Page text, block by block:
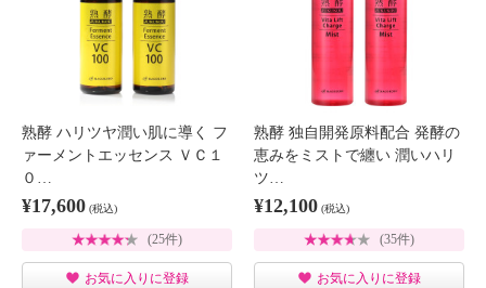
熟酵 ハリツヤ潤い肌に導く フ
ァーメントエッセンス ＶＣ１
０…
¥17,600 (税込)
(25件)
お気に入りに登録
熟酵 独自開発原料配合 発酵の
恵みをミストで纏い 潤いハリ
ツ…
¥12,100 (税込)
(35件)
お気に入りに登録